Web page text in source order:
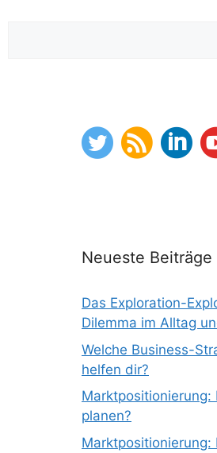
Neueste Beiträge
Das Exploration-
Dilemma im Alltag
Welche Business-
helfen dir?
Marktpositionierung:
planen?
Marktpositionierung: